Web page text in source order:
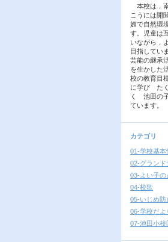
本校は，
こうには開
媚で自然環
す。児童は
いながら，
目指してい
芸能の継承
を生かした
校の教育目
に学び た
く 池田の
ています。
カテゴリ
01-学校基本
02-グランド
03-よい子の
04-校歌
05-いじめ防
06-学校だよ
07-池田小校